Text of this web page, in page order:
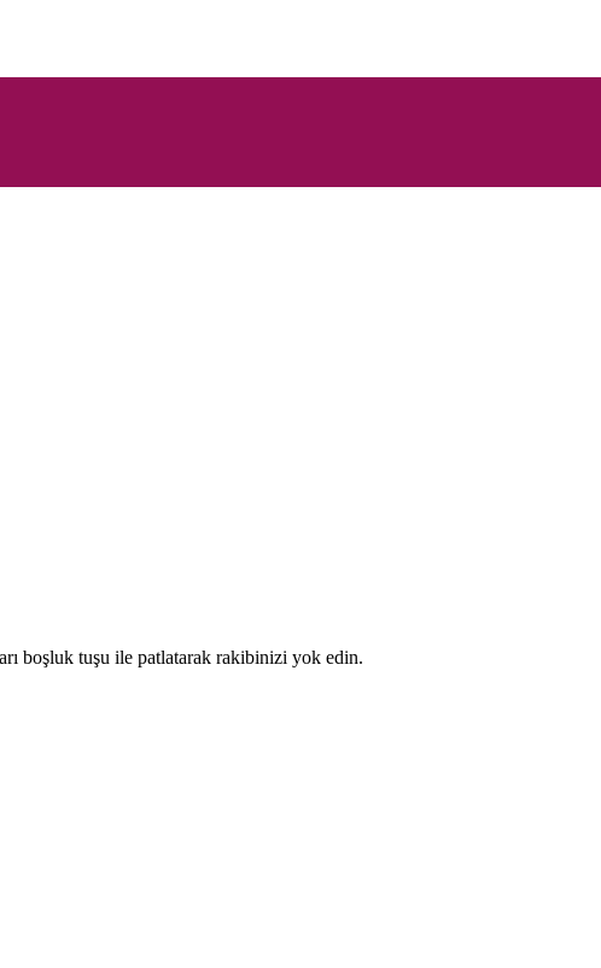
boşluk tuşu ile patlatarak rakibinizi yok edin.